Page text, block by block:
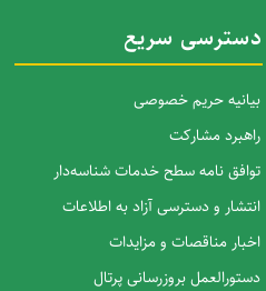
دسترسی سریع
بیانیه حریم خصوصی
راهبرد مشارکت
توافق نامه سطح خدمات شناسه‌دار
انتشار و دسترسی آزاد به اطلاعات
اخبار مناقصات و مزایدات
دستورالعمل بروزرسانی پرتال